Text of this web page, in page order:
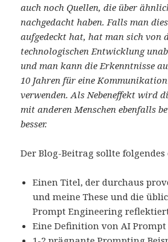
auch noch Quellen, die über
nachgedacht haben. Falls man
aufgedeckt hat, hat man sich von
technologischen Entwicklung
und man kann die Erkenntnisse
10 Jahren für eine
verwenden. Als Nebeneffekt wird
mit anderen Menschen ebenfalls
besser.
Der Blog-Beitrag sollte
Einen Titel, der durchaus
und meine These und die
Prompt Engineering
Eine Definition von AI